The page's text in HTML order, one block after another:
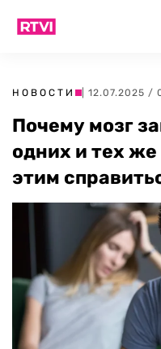
НОВОСТИ | 12.07.2025 /
Почему мозг
одних и тех
этим